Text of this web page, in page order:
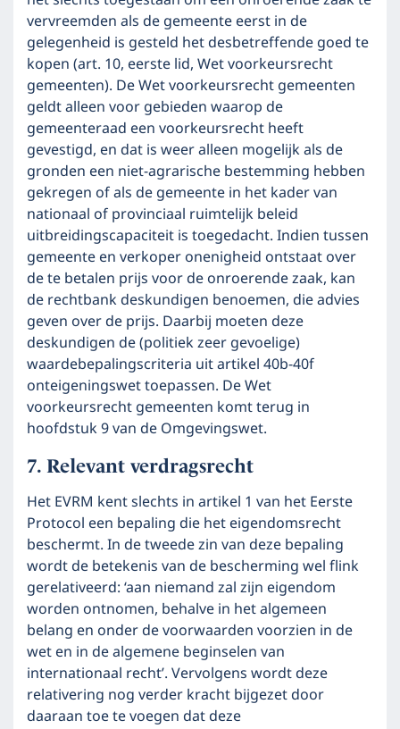
vervreemden als de gemeente eerst in de
gelegenheid is gesteld het desbetreffende goed te
kopen (art. 10, eerste lid, Wet voorkeursrecht
gemeenten). De Wet voorkeursrecht gemeenten
geldt alleen voor gebieden waarop de
gemeenteraad een voorkeursrecht heeft
gevestigd, en dat is weer alleen mogelijk als de
gronden een niet-agrarische bestemming hebben
gekregen of als de gemeente in het kader van
nationaal of provinciaal ruimtelijk beleid
uitbreidingscapaciteit is toegedacht. Indien tussen
gemeente en verkoper onenigheid ontstaat over
de te betalen prijs voor de onroerende zaak, kan
de rechtbank deskundigen benoemen, die advies
geven over de prijs. Daarbij moeten deze
deskundigen de (politiek zeer gevoelige)
waardebepalingscriteria uit artikel 40b-40f
onteigeningswet toepassen. De Wet
voorkeursrecht gemeenten komt terug in
hoofdstuk 9 van de Omgevingswet.
Relevant verdragsrecht
Het EVRM kent slechts in artikel 1 van het Eerste
Protocol een bepaling die het eigendomsrecht
beschermt. In de tweede zin van deze bepaling
wordt de betekenis van de bescherming wel flink
gerelativeerd: ‘aan niemand zal zijn eigendom
worden ontnomen, behalve in het algemeen
belang en onder de voorwaarden voorzien in de
wet en in de algemene beginselen van
internationaal recht’. Vervolgens wordt deze
relativering nog verder kracht bijgezet door
daaraan toe te voegen dat deze